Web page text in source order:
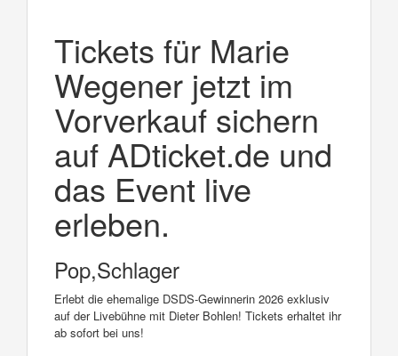
Tickets für Marie
Wegener jetzt im
Vorverkauf sichern
auf ADticket.de und
das Event live
erleben.
Pop,Schlager
Erlebt die ehemalige DSDS-Gewinnerin 2026 exklusiv
auf der Livebühne mit Dieter Bohlen! Tickets erhaltet ihr
ab sofort bei uns!